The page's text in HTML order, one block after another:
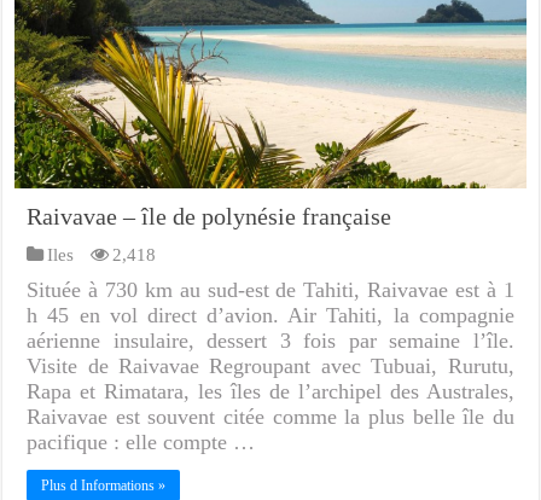
Raivavae – île de polynésie française
Iles 2,418
Située à 730 km au sud-est de Tahiti, Raivavae est à 1
h 45 en vol direct d’avion. Air Tahiti, la compagnie
aérienne insulaire, dessert 3 fois par semaine l’île.
Visite de Raivavae Regroupant avec Tubuai, Rurutu,
Rapa et Rimatara, les îles de l’archipel des Australes,
Raivavae est souvent citée comme la plus belle île du
pacifique : elle compte …
Plus d Informations »